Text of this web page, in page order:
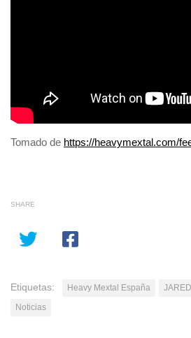
Navegación
Tomado de https://heavymextal.com/
SHARE
Etiquetas: Heavy Mextal España
Noticias